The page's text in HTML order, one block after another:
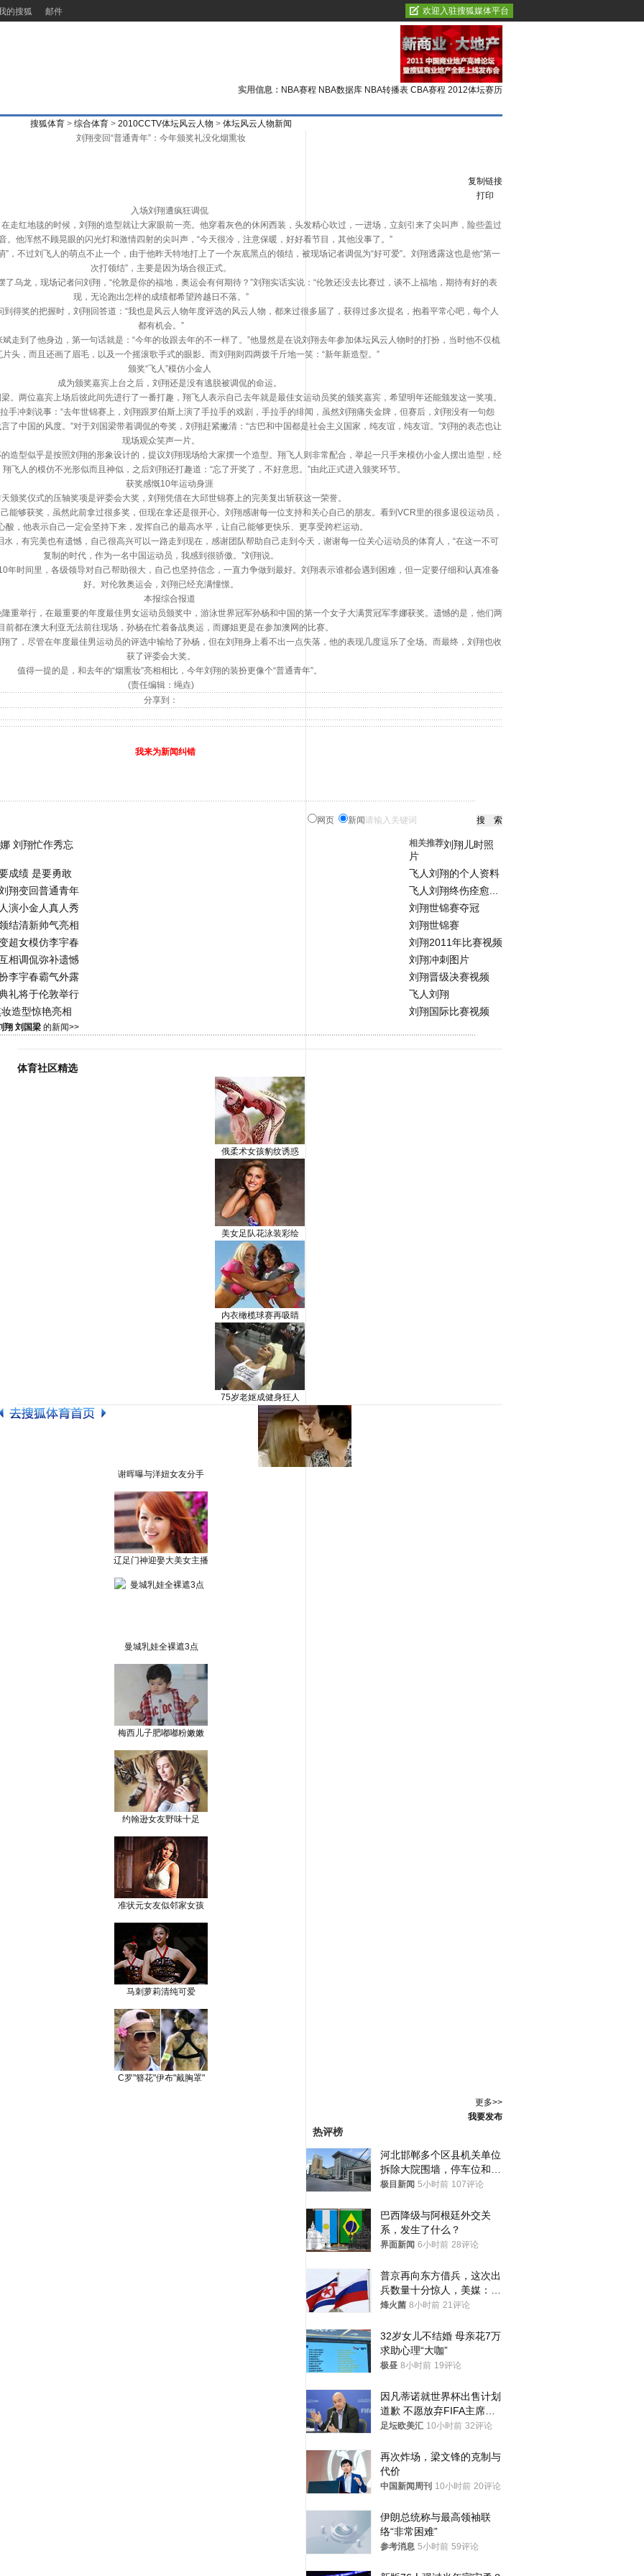
的搜狐 邮件 欢迎入驻搜狐媒体平台
实用信息： NBA赛程 NBA数据库 NBA转播表 CBA赛程 2012体坛赛历
搜狐体育 > 综合体育 > 2010CCTV体坛风云人物 > 体坛风云人物新闻
刘翔变回“普通青年”：今年颁奖礼没化烟熏妆
复制链接
打印
入场刘翔遭疯狂调侃
红地毯的时候，刘翔的造型就让大家眼前一亮。他穿着灰色的休闲西装，头发精心吹过，一进场，立刻引来了尖叫声，险些盖过
。他浑然不顾晃眼的闪光灯和激情四射的尖叫声，“今天很冷，注意保暖，好好看节目，其他没事了。”
不过刘飞人的萌点不止一个，由于他昨天特地打上了一个灰底黑点的领结，被现场记者调侃为“好可爱”。刘翔透露这也是他“第一
次打领结”，主要是因为场合很正式。
龙，现场记者问刘翔，“伦敦是你的福地，奥运会有何期待？”刘翔实话实说：“伦敦还没去比赛过，谈不上福地，期待有好的表
现，无论跑出怎样的成绩都希望跨越日不落。”
奖的把握时，刘翔回答道：“我也是风云人物年度评选的风云人物，都来过很多届了，获得过多次提名，抱着平常心吧，每个人
都有机会。”
到了他身边，第一句话就是：“今年的妆跟去年的不一样了。”他显然是在说刘翔去年参加体坛风云人物时的打扮，当时他不仅梳
头，而且还画了眉毛，以及一个摇滚歌手式的眼影。而刘翔则四两拨千斤地一笑：“新年新造型。”
颁奖“飞人”模仿小金人
成为颁奖嘉宾上台之后，刘翔还是没有逃脱被调侃的命运。
位嘉宾上场后彼此间先进行了一番打趣，翔飞人表示自己去年就是最佳女运动员奖的颁奖嘉宾，希望明年还能颁发这一奖项。
手冲刺说事：“去年世锦赛上，刘翔跟罗伯斯上演了手拉手的戏剧，手拉手的绯闻，虽然刘翔痛失金牌，但赛后，刘翔没有一句怨
了中国的风度。”对于刘国梁带着调侃的夸奖，刘翔赶紧撇清：“古巴和中国都是社会主义国家，纯友谊，纯友谊。”刘翔的表态也让
现场观众笑声一片。
型似乎是按照刘翔的形象设计的，提议刘翔现场给大家摆一个造型。翔飞人则非常配合，举起一只手来模仿小金人摆出造型，经
飞人的模仿不光形似而且神似，之后刘翔还打趣道：“忘了开奖了，不好意思。”由此正式进入颁奖环节。
获奖感慨10年运动身涯
奖仪式的压轴奖项是评委会大奖，刘翔凭借在大邱世锦赛上的完美复出斩获这一荣誉。
获奖，虽然此前拿过很多奖，但现在拿还是很开心。刘翔感谢每一位支持和关心自己的朋友。看到VCR里的很多退役运动员，
酸，他表示自己一定会坚持下来，发挥自己的最高水平，让自己能够更快乐、更享受跨栏运动。
有完美也有遗憾，自己很高兴可以一路走到现在，感谢团队帮助自己走到今天，谢谢每一位关心运动员的体育人，“在这一不可
复制的时代，作为一名中国运动员，我感到很骄傲。”刘翔说。
间里，各级领导对自己帮助很大，自己也坚持信念，一直力争做到最好。刘翔表示谁都会遇到困难，但一定要仔细和认真准备
好。对伦敦奥运会，刘翔已经充满憧憬。
本报综合报道
行，在最重要的年度最佳男女运动员颁奖中，游泳世界冠军孙杨和中国的第一个女子大满贯冠军李娜获奖。遗憾的是，他们两
前都在澳大利亚无法前往现场，孙杨在忙着备战奥运，而娜姐更是在参加澳网的比赛。
，尽管在年度最佳男运动员的评选中输给了孙杨，但在刘翔身上看不出一点失落，他的表现几度逗乐了全场。而最终，刘翔也收
获了评委会大奖。
值得一提的是，和去年的“烟熏妆”亮相相比，今年刘翔的装扮更像个“普通青年”。
(责任编辑：绳垚)
分享到：
我来为新闻纠错
网页 新闻
刘翔忙作秀忘
成绩 是要勇敢
翔变回普通青年
演小金人真人秀
结清新帅气亮相
超女模仿李宇春
相调侃弥补遗憾
李宇春霸气外露
礼将于伦敦举行
造型惊艳亮相
翔 刘国梁 的新闻>>
相关推荐刘翔儿时照
片
飞人刘翔的个人资料
飞人刘翔终伤痊愈...
刘翔世锦赛夺冠
刘翔世锦赛
刘翔2011年比赛视频
刘翔冲刺图片
刘翔晋级决赛视频
飞人刘翔
刘翔国际比赛视频
体育社区精选
俄柔术女孩豹纹诱惑
美女足队花泳装彩绘
内衣橄榄球赛再吸睛
75岁老妪成健身狂人
谢晖曝与洋妞女友分手
辽足门神迎娶大美女主播
曼城乳娃全裸遮3点
梅西儿子肥嘟嘟粉嫩嫩
约翰逊女友野味十足
准状元女友似邻家女孩
马刺萝莉清纯可爱
C罗"簪花"伊布"戴胸罩"
更多>>
我要发布
热评榜
河北邯郸多个区县机关单位
拆除大院围墙，停车位和厕
所免费开放，当地多部门回
极目新闻 5小时前 107评论
巴西降级与阿根廷外交关
系，发生了什么？
界面新闻 6小时前 28评论
普京再向东方借兵，这次出
兵数量十分惊人，美媒：俄
朝要动真格？
烽火菌 8小时前 21评论
32岁女儿不结婚 母亲花7万
求助心理“大咖”
极昼 8小时前 19评论
因凡蒂诺就世界杯出售计划
道歉 不愿放弃FIFA主席职
位
足坛欧美汇 10小时前 32评论
再次炸场，梁文锋的克制与
代价
中国新闻周刊 10小时前 20评论
伊朗总统称与最高领袖联
络“非常困难”
参考消息 5小时前 59评论